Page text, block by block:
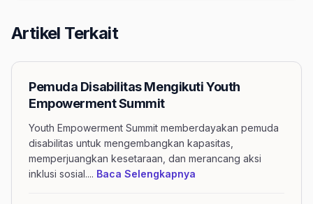
Artikel Terkait
Pemuda Disabilitas Mengikuti Youth
Empowerment Summit
Youth Empowerment Summit memberdayakan pemuda
disabilitas untuk mengembangkan kapasitas,
memperjuangkan kesetaraan, dan merancang aksi
inklusi sosial.... Baca Selengkapnya